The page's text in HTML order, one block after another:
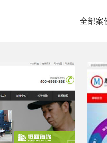
全部案